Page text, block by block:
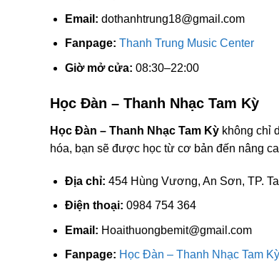
Email: dothanhtrung18@gmail.com
Fanpage: Thanh Trung Music Center
Giờ mở cửa: 08:30–22:00
Học Đàn – Thanh Nhạc Tam Kỳ
Học Đàn – Thanh Nhạc Tam Kỳ không chỉ
hóa, bạn sẽ được học từ cơ bản đến nâng
Địa chỉ: 454 Hùng Vương, An Sơn, TP.
Điện thoại: 0984 754 364
Email: Hoaithuongbemit@gmail.com
Fanpage: Học Đàn – Thanh Nhạc Tam Kỳ